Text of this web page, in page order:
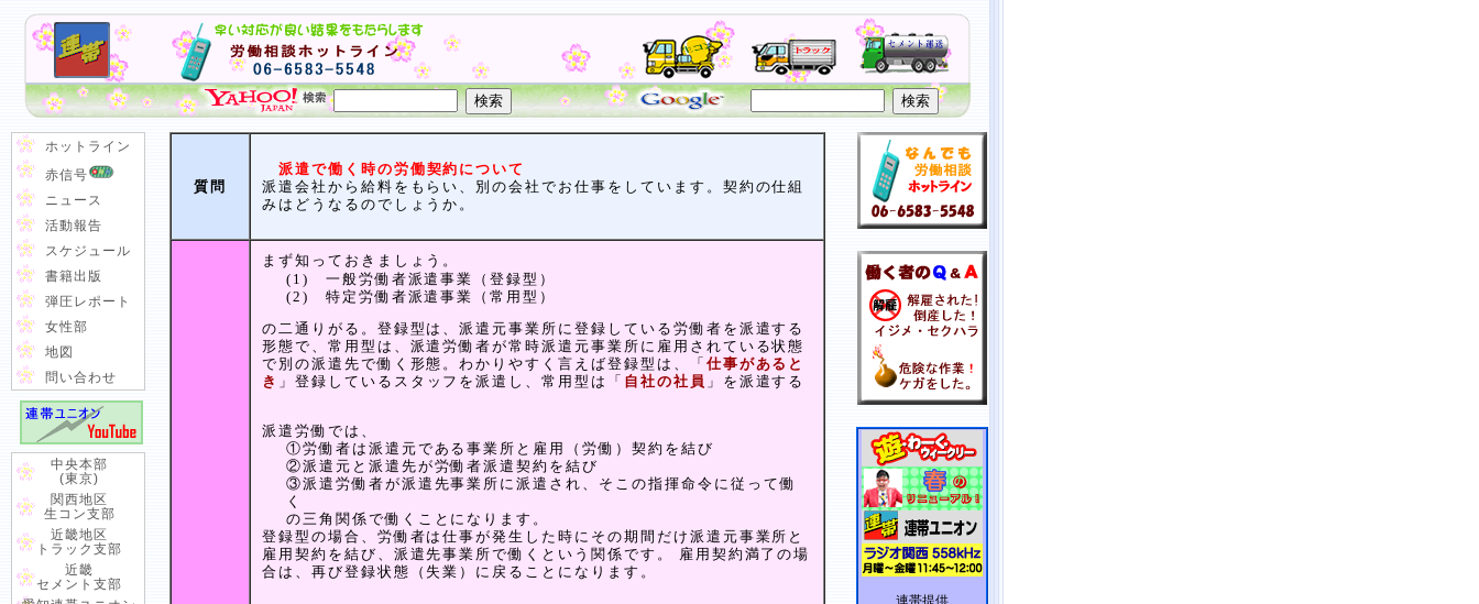
ホットライン
赤信号
ニュース
活動報告
スケジュール
書籍出版
弾圧レポート
女性部
地図
問い合わせ
中央本部
(東京)
関西地区
生コン支部
近畿地区
トラック支部
近畿
セメント支部
質問
派遣で働く時の労働契約について
派遣会社から給料をもらい、別の会社でお仕事をしています。契約の仕組
みはどうなるのでしょうか。
まず知っておきましょう。
(1) 一般労働者派遣事業（登録型）
(2) 特定労働者派遣事業（常用型）
の二通りがる。登録型は、派遣元事業所に登録している労働者を派遣する
形態で、常用型は、派遣労働者が常時派遣元事業所に雇用されている状態
で別の派遣先で働く形態。わかりやすく言えば登録型は、「 仕事があると
き 」登録しているスタッフを派遣し、常用型は「 自社の社員 」を派遣する
派遣労働では、
①労働者は派遣元である事業所と雇用（労働）契約を結び
②派遣元と派遣先が労働者派遣契約を結び
③派遣労働者が派遣先事業所に派遣され、そこの指揮命令に従って働
く
の三角関係で働くことになります。
登録型の場合、労働者は仕事が発生した時にその期間だけ派遣元事業所と
雇用契約を結び、派遣先事業所で働くという関係です。 雇用契約満了の場
合は、再び登録状態（失業）に戻ることになります。
連帯提供